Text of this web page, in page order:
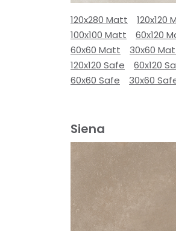
120x280 Matt
120x120
100x100 Matt
60x120
60x60 Matt
30x60
120x120 Safe
60x120
60x60 Safe
30x60
Siena